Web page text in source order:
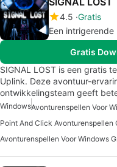
4.5 Gratis
Een
Gratis
SIGNAL LOST is een gratis
Uplink. Deze avontuur-
ontwikkelingsteam geeft
WindowsAvonturenspellen Voor
Avonturenspellen Voor Windows